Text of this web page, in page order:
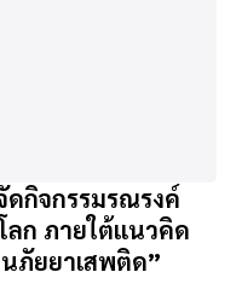
ดกิจกรรมรณรงค์
ลก ภายใต้แนวคิด
ภัยยาเสพติด”